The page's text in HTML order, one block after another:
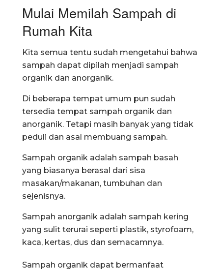
Mulai Memilah Sampah di
Rumah Kita
Kita semua tentu sudah mengetahui bahwa
sampah dapat dipilah menjadi sampah
organik dan anorganik.
Di beberapa tempat umum pun sudah
tersedia tempat sampah organik dan
anorganik. Tetapi masih banyak yang tidak
peduli dan asal membuang sampah.
Sampah organik adalah sampah basah
yang biasanya berasal dari sisa
masakan/makanan, tumbuhan dan
sejenisnya.
Sampah anorganik adalah sampah kering
yang sulit terurai seperti plastik, styrofoam,
kaca, kertas, dus dan semacamnya.
Sampah organik dapat bermanfaat